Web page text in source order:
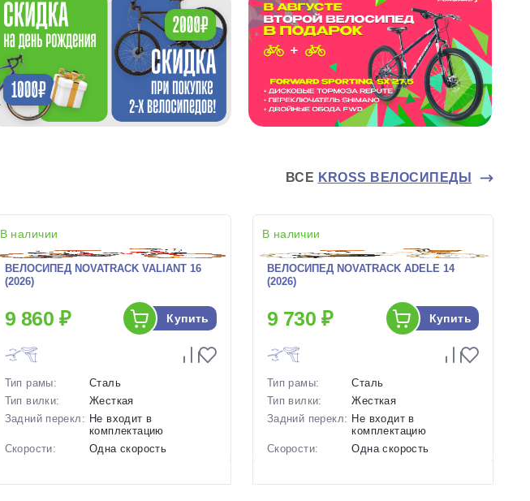
ВСЕ KROSS ВЕЛОСИПЕДЫ
В наличии
ВЕЛОСИПЕД NOVATRACK VALIANT 16
(2026)
9 860 ₽ Купить
Тип рамы:
Сталь
Тип вилки:
Жесткая
Задний перекл: Не входит в
комплектацию
Скорости:
Одна скорость
В наличии
ВЕЛОСИПЕД NOVATRACK ADELE 14
(2026)
9 730 ₽ Купить
Тип рамы:
Сталь
Тип вилки:
Жесткая
Задний перекл: Не входит в
комплектацию
Скорости:
Одна скорость